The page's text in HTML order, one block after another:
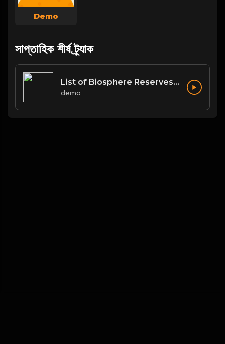
Demo
সাপ্তাহিক শীর্ষ ট্র্যাক
List of Biosphere Reserves in India
demo